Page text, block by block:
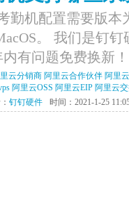
勤机配置需要版本
。 我们是钉
有问题免费换新！
云分销商 阿里云合作伙伴 阿里
阿里云OSS 阿里云EIP 阿里云
钉钉硬件 时间：2021-1-25